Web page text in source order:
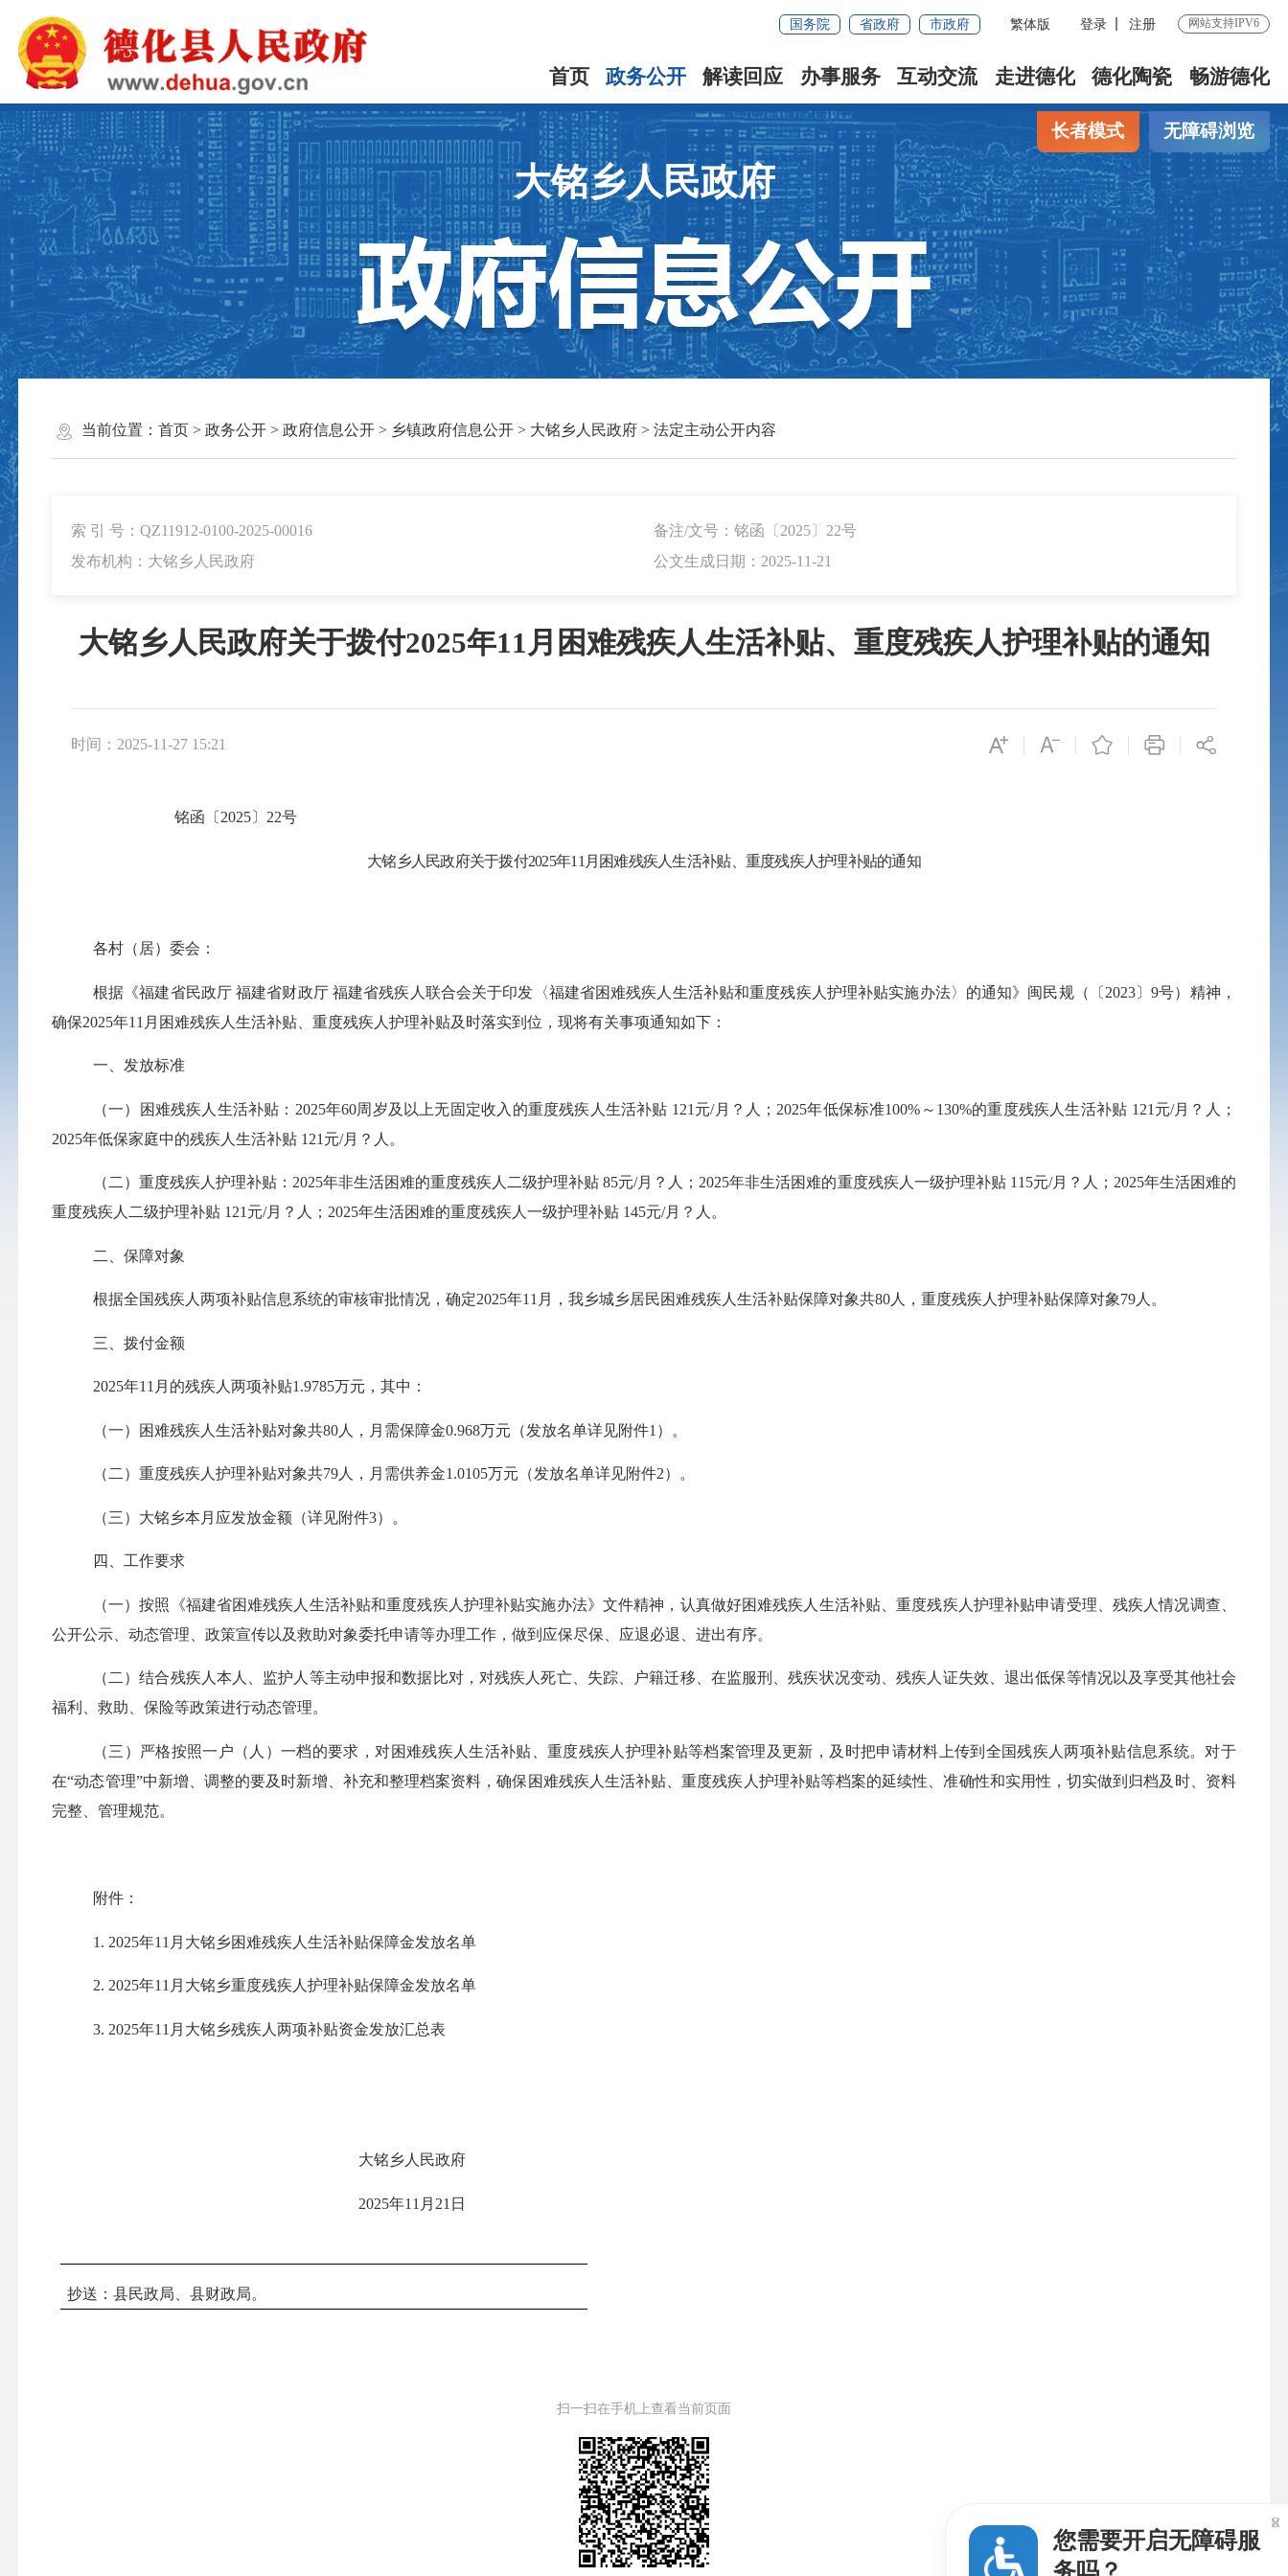
国务院 省政府 市政府 繁体版 登录 注册 网站支持IPV6
首页 政务公开 解读回应 办事服务 互动交流 走进德化 德化陶瓷 畅游德化
长者模式 无障碍浏览
大铭乡人民政府
当前位置： 首页> 政务公开> 政府信息公开> 乡镇政府信息公开> 大铭乡人民政府> 法定主动公开内容
索 引 号：QZ11912-0100-2025-00016
备注/文号：铭函〔2025〕22号
发布机构：大铭乡人民政府
公文生成日期：2025-11-21
大铭乡人民政府关于拨付2025年11月困难残疾人生活补贴、重度残疾人护理补贴的通知
时间：2025-11-27 15:21
铭函 〔2025〕22号
大铭乡人民政府关于拨付2025年11月 困难残疾人生活补贴、重度残疾人护理补贴的通知
各村（居）委会：
根据《福建省民政厅 福建省财政厅 福建省残疾人联合会关于印发 〈福建省困难残疾人生活补贴和重度残疾人护理补贴实施办法〉的通知》 闽民规（ 〔 2023〕9号） 精神，
确保2025年11月 困难残疾人生活补贴、重度残疾人护理补贴及时落实到位，现将有关事项通知如下：
一、发放标准
（一）困难残疾人生活补贴： 2025年60周岁及以上无固定收入的重度残疾人生活补贴 1 21 元/月？人； 2025年低保标准100% ～ 130%的重度残疾人生活补贴 1 21 元/月？人；
2025年低保家庭中的残疾人生活补贴 1 21 元/月？人。
（二）重度残疾人护理补贴 ： 2025年非生活困难的重度残疾人二级护理补贴 85元/月？人； 2025年非生活困难的重度残疾人一级护理补贴 115元/月？人； 2025年生活困难的
重度残疾人二级护理补贴 1 21 元/月？人； 2025年生活困难的重度残疾人一级护理补贴 145元/月？人。
二、保障对象
根据全国残疾人两项补贴信息系统的审核审批情况，确定2025年11月 ，我乡城乡居民困难残疾人生活补贴保障对象共80人，重度残疾人护理补贴保障对象79人。
三、拨付金额
2025年11月 的残疾人两项补贴1.9785万元，其中：
（一）困难残疾人生活补贴对象共80人，月需保障金0.968万元（发放名单详见附件1）。
（二）重度残疾人护理补贴对象共79人，月需供养金1.0105万元（发放名单详见附件2）。
（三） 大铭乡本月应发放金额（详见附件3）。
四、工作要求
（一）按照《福建省困难残疾人生活补贴和重度残疾人护理补贴实施办法》文件精神，认真做好困难残疾人生活补贴、重度残疾人护理补贴申请受理、残疾人情况调查、
公开公示、动态管理、政策宣传以及救助对象委托申请等办理工作，做到应保尽保、应退必退、进出有序。
（二）结合残疾人本人、监护人等主动申报和数据比对，对残疾人死亡、失踪、户籍迁移、在监服刑、残疾状况变动、残疾人证失效、退出低保等情况以及享受其他社会
福利、救助、保险等政策进行动态管理。
（三） 严格按照一户 （ 人 ）一档的要求，对困难残疾人生活补贴、重度残疾人护理补贴等档案管理及更新，及时把申请材料上传到全国残疾人两项补贴信息系统。对于
在“动态管理”中新增、调整的要及时新增、补充和整理档案资料，确保困难残疾人生活补贴、重度残疾人护理补贴等档案的延续性、准确性和实用性，切实做到归档及时、资料
完整、管理规范。
附件：
1. 2025年11月大铭乡困难残疾人生活补贴保障金发放名单
2. 2025年11月大铭乡重度残疾人护理补贴保障金发放名单
3. 2025年11月大铭乡残疾人两项补贴资金发放汇总表
大铭乡人民政府
2025年11月21日
抄送：县民政局、县财政局。
扫一扫在手机上查看当前页面
您需要开启无障碍服
务吗？
